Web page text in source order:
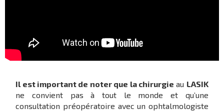
Il est important de noter que la chirurgie au LASIK
ne convient pas à tout le monde et qu’une
consultation préopératoire avec un ophtalmologiste